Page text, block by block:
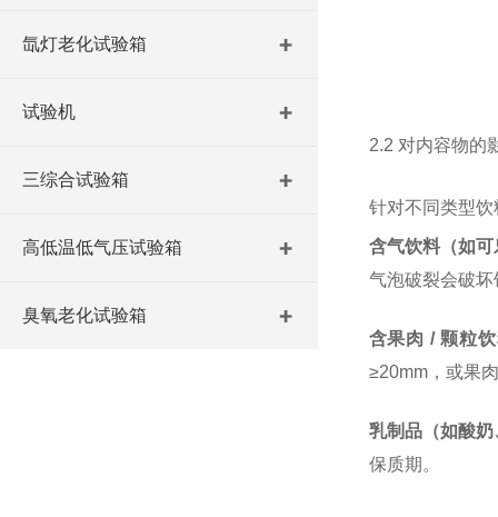
氙灯老化试验箱
试验机
三综合试验箱
高低温低气压试验箱
臭氧老化试验箱
2.2 对内容物的
针对不同类型
含气饮料（如
气泡破裂会破坏
含果肉 / 颗粒
≥20mm，或果
乳制品（如酸
保质期。